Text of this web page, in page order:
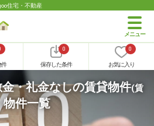
住宅・不動産
件
0
保存した条件
0
お気に入り
・礼金なしの賃貸物件(賃
物件一覧